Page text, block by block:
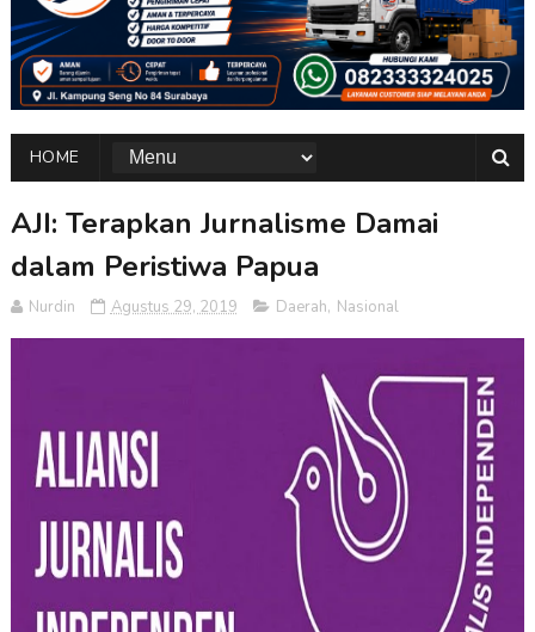
HOME
AJI: Terapkan Jurnalisme Damai
dalam Peristiwa Papua
Nurdin Agustus 29, 2019 Daerah, Nasional